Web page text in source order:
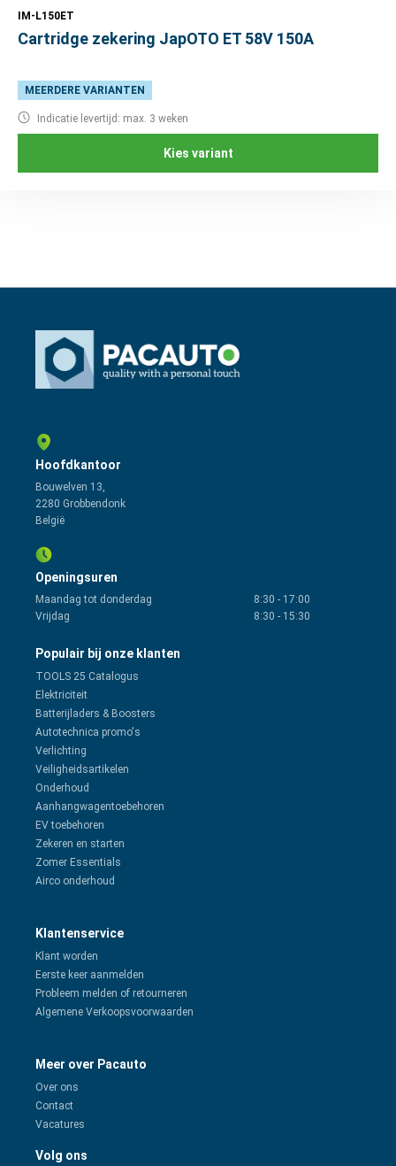
IM-L150ET
Cartridge zekering JapOTO ET 58V 150A
MEERDERE VARIANTEN
Indicatie levertijd: max. 3 weken
Kies variant
Hoofdkantoor
Bouwelven 13,
2280 Grobbendonk
België
Openingsuren
Maandag tot donderdag 8:30 - 17:00
Vrijdag
8:30 - 15:30
Populair bij onze klanten
TOOLS 25 Catalogus
Elektriciteit
Batterijladers & Boosters
Autotechnica promo's
Verlichting
Veiligheidsartikelen
Onderhoud
Aanhangwagentoebehoren
EV toebehoren
Zekeren en starten
Zomer Essentials
Airco onderhoud
Klantenservice
Klant worden
Eerste keer aanmelden
Probleem melden of retourneren
Algemene Verkoopsvoorwaarden
Meer over Pacauto
Over ons
Contact
Vacatures
Volg ons